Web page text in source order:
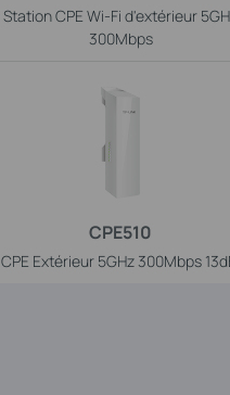
Station CPE Wi-Fi d'extérieur
300Mbps
CPE510
CPE Extérieur 5GHz 300Mbps